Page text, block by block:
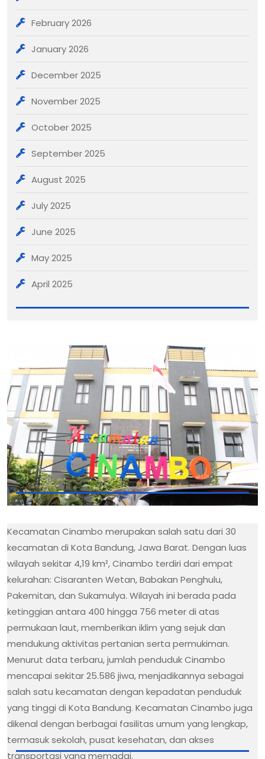
February 2026
January 2026
December 2025
November 2025
October 2025
September 2025
August 2025
July 2025
June 2025
May 2025
April 2025
Kecamatan Cinambo merupakan salah satu dari 30
kecamatan di Kota Bandung, Jawa Barat. Dengan luas
wilayah sekitar 4,19 km², Cinambo terdiri dari empat
kelurahan: Cisaranten Wetan, Babakan Penghulu,
Pakemitan, dan Sukamulya. Wilayah ini berada pada
ketinggian antara 400 hingga 756 meter di atas
permukaan laut, memberikan iklim yang sejuk dan
mendukung aktivitas pertanian serta permukiman.
Menurut data terbaru, jumlah penduduk Cinambo
mencapai sekitar 25.586 jiwa, menjadikannya sebagai
salah satu kecamatan dengan kepadatan penduduk
yang tinggi di Kota Bandung. Kecamatan Cinambo juga
dikenal dengan berbagai fasilitas umum yang lengkap,
termasuk sekolah, pusat kesehatan, dan akses
transportasi yang memadai.